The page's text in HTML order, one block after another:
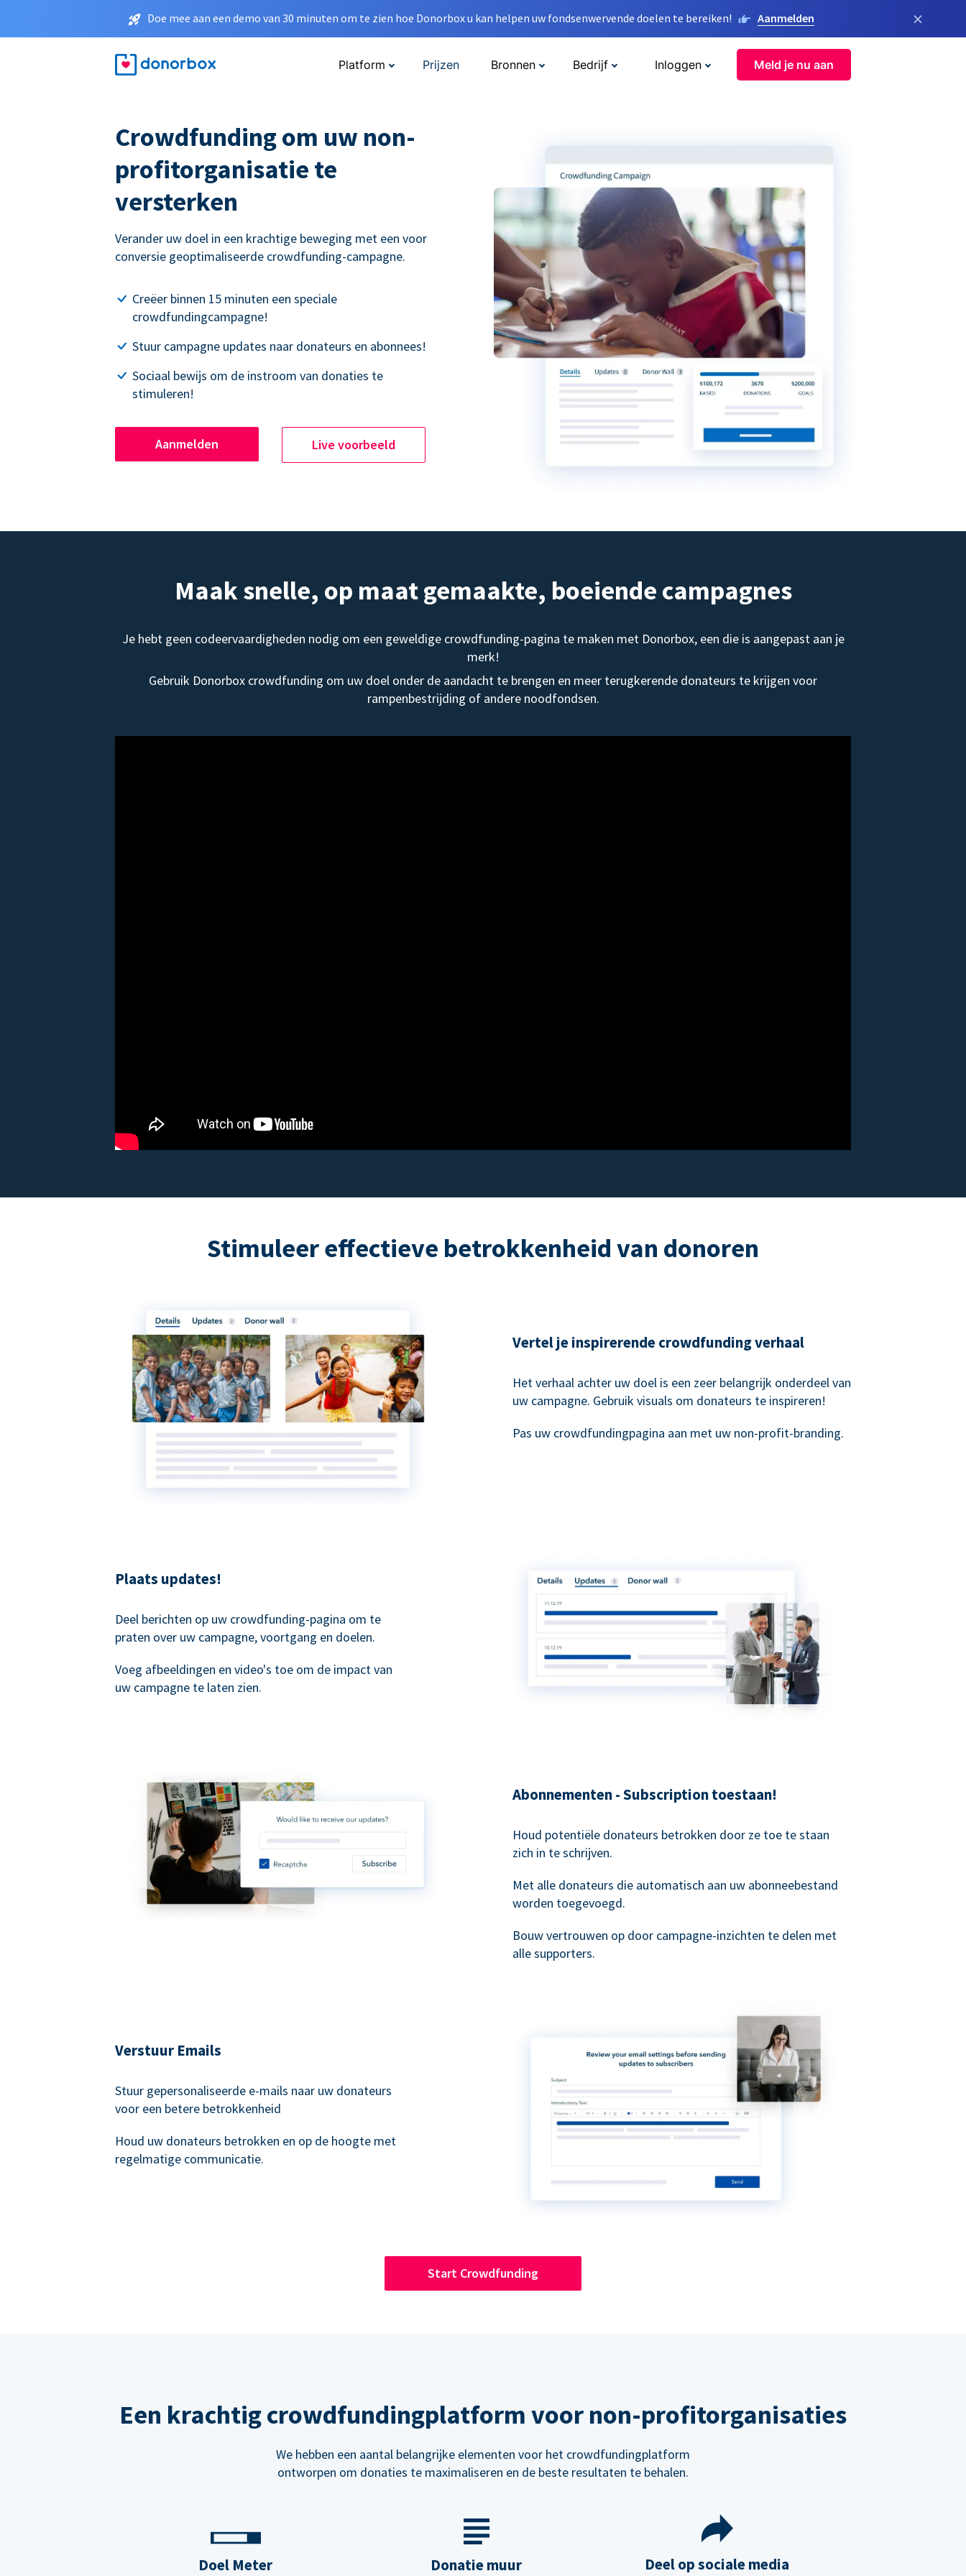
Doe mee aan een demo van 30 minuten om te zien hoe Donorbox u kan helpen uw fondsenwervende doelen te bereiken! Aanmelden ×
Platform Prijzen Bronnen Bedrijf Inloggen Meld je nu aan
Crowdfunding om uw non-
profitorganisatie te
versterken
Verander uw doel in een krachtige beweging met een voor
conversie geoptimaliseerde crowdfunding-campagne.
Creëer binnen 15 minuten een speciale
crowdfundingcampagne!
Stuur campagne updates naar donateurs en abonnees!
Sociaal bewijs om de instroom van donaties te
stimuleren!
Aanmelden Live voorbeeld
Maak snelle, op maat gemaakte, boeiende campagnes
Je hebt geen codeervaardigheden nodig om een geweldige crowdfunding-pagina te maken met Donorbox, een die is aangepast aan je
merk!
Gebruik Donorbox crowdfunding om uw doel onder de aandacht te brengen en meer terugkerende donateurs te krijgen voor
rampenbestrijding of andere noodfondsen.
Stimuleer effectieve betrokkenheid van donoren
Vertel je inspirerende crowdfunding verhaal
Het verhaal achter uw doel is een zeer belangrijk onderdeel van
uw campagne. Gebruik visuals om donateurs te inspireren!
Pas uw crowdfundingpagina aan met uw non-profit-branding.
Plaats updates!
Deel berichten op uw crowdfunding-pagina om te
praten over uw campagne, voortgang en doelen.
Voeg afbeeldingen en video's toe om de impact van
uw campagne te laten zien.
Abonnementen - Subscription toestaan!
Houd potentiële donateurs betrokken door ze toe te staan
zich in te schrijven.
Met alle donateurs die automatisch aan uw abonneebestand
worden toegevoegd.
Bouw vertrouwen op door campagne-inzichten te delen met
alle supporters.
Verstuur Emails
Stuur gepersonaliseerde e-mails naar uw donateurs
voor een betere betrokkenheid
Houd uw donateurs betrokken en op de hoogte met
regelmatige communicatie.
Start Crowdfunding
Een krachtig crowdfundingplatform voor non-profitorganisaties
We hebben een aantal belangrijke elementen voor het crowdfundingplatform
ontworpen om donaties te maximaliseren en de beste resultaten te behalen.
Doel Meter Donatie muur Deel op sociale media